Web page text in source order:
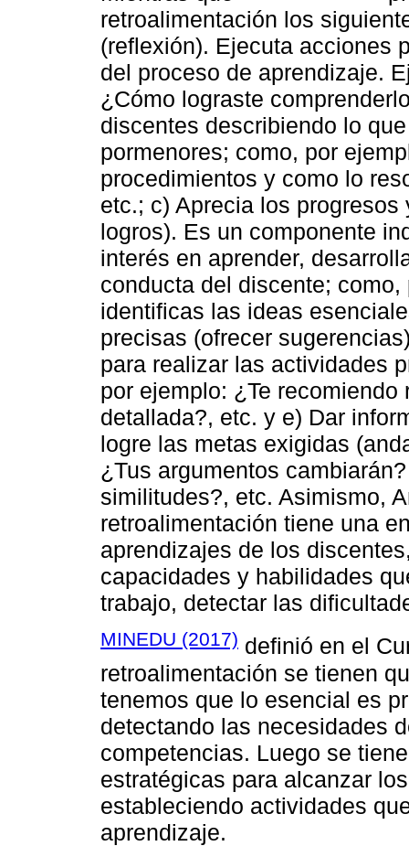
retroalimentación los
(reflexión). Ejecuta acciones
del proceso de aprendizaje.
¿Cómo lograste
discentes describiendo lo
pormenores; como, por
procedimientos y como lo
etc.; c) Aprecia los
logros). Es un componente
interés en aprender,
conducta del discente;
identificas las ideas
precisas (ofrecer
para realizar las actividades
por ejemplo: ¿Te
detallada?, etc. y e) Dar
logre las metas exigidas
¿Tus argumentos
similitudes?, etc. Asimismo,
retroalimentación tiene una
aprendizajes de los
capacidades y habilidades
trabajo, detectar las
MINEDU (2017) definió en el
retroalimentación se tienen
tenemos que lo esencial es
detectando las necesidades
competencias. Luego se
estratégicas para alcanzar
estableciendo actividades
aprendizaje.